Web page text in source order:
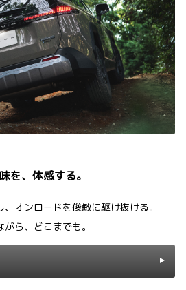
を、体感する。
オンロードを俊敏に駆け抜ける。
ら、どこまでも。